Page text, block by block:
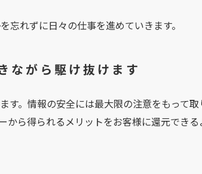
れずに日々の仕事を進めていきます。
ながら駆け抜けます
す。情報の安全には最大限の注意をもって取
から得られるメリットをお客様に還元できる